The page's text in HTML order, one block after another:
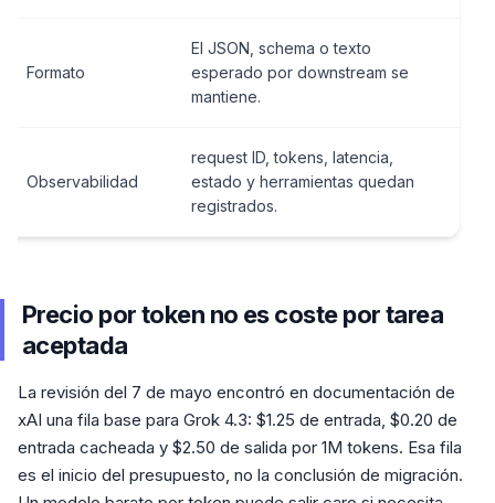
Formato
El JSON, schema o texto
esperado por downstream se
mantiene.
Observabilidad
request ID, tokens, latencia,
estado y herramientas quedan
registrados.
Precio por token no es coste por tarea
aceptada
La revisión del 7 de mayo encontró en documentación de
xAI una fila base para Grok 4.3: $1.25 de entrada, $0.20 de
entrada cacheada y $2.50 de salida por 1M tokens. Esa fila
es el inicio del presupuesto, no la conclusión de migración.